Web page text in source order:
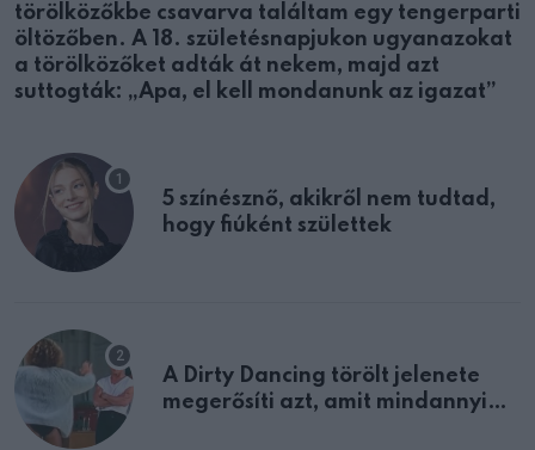
törölközőkbe csavarva találtam egy tengerparti
öltözőben. A 18. születésnapjukon ugyanazokat
a törölközőket adták át nekem, majd azt
suttogták: „Apa, el kell mondanunk az igazat”
5 színésznő, akikről nem tudtad,
hogy fiúként születtek
A Dirty Dancing törölt jelenete
megerősíti azt, amit mindannyian